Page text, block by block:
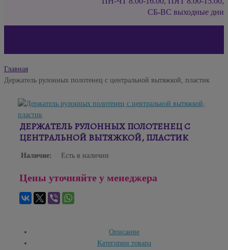
СБ-ВС выходные дни
Главная
Держатель рулонных полотенец с центральной вытяжкой, пластик
ДЕРЖАТЕЛЬ РУЛОННЫХ ПОЛОТЕНЕЦ С
ЦЕНТРАЛЬНОЙ ВЫТЯЖКОЙ, ПЛАСТИК
Наличие: Есть в наличии
Цены уточняйте у менеджера
Описание
Категории товара